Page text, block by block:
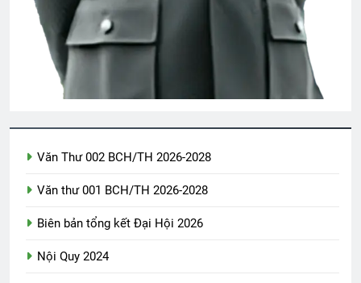
3 Years Ago
TRÒ CHƠI THUA THẮNG (Rabindranath
3 Years Ago
THIÊN CHÚA NỞ HOA (Rabindranath
3 Years Ago
Văn Thư 002 BCH/TH 2026-2028
Văn thư 001 BCH/TH 2026-2028
Biên bản tổng kết Đại Hội 2026
Nội Quy 2024